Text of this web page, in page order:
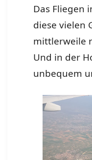
Das Fliegen
diese vielen
mittlerweile
Und in der
unbequem